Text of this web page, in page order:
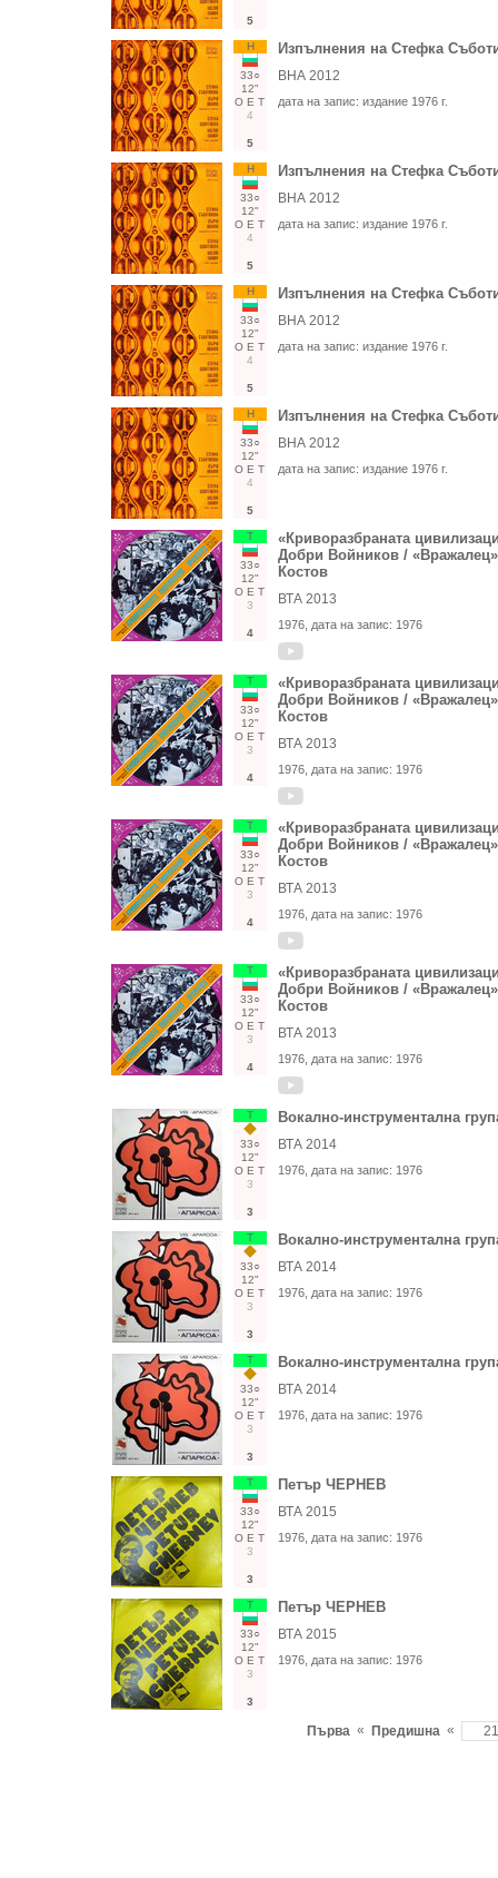
5
Н
33○
12"
О Е Т
4
5
Изпълнения на Стефка
ВНА 2012
дата на запис: издание 1976 г.
Н
33○
12"
О Е Т
4
5
Изпълнения на Стефка
ВНА 2012
дата на запис: издание 1976 г.
Н
33○
12"
О Е Т
4
5
Изпълнения на Стефка
ВНА 2012
дата на запис: издание 1976 г.
Н
33○
12"
О Е Т
4
5
Изпълнения на Стефка
ВНА 2012
дата на запис: издание 1976 г.
Т
33○
12"
О Е Т
3
4
«Криворазбраната
Добри Войников /
Костов
ВТА 2013
1976 , дата на запис: 1976
Т
33○
12"
О Е Т
3
4
«Криворазбраната
Добри Войников /
Костов
ВТА 2013
1976 , дата на запис: 1976
Т
33○
12"
О Е Т
3
4
«Криворазбраната
Добри Войников /
Костов
ВТА 2013
1976 , дата на запис: 1976
Т
33○
12"
О Е Т
3
4
«Криворазбраната
Добри Войников /
Костов
ВТА 2013
1976 , дата на запис: 1976
Т
33○
12"
О Е Т
3
3
Вокално-инструментална
ВТА 2014
1976 , дата на запис: 1976
Т
33○
12"
О Е Т
3
3
Вокално-инструментална
ВТА 2014
1976 , дата на запис: 1976
Т
33○
12"
О Е Т
3
3
Вокално-инструментална
ВТА 2014
1976 , дата на запис: 1976
Т
33○
12"
О Е Т
3
3
Петър ЧЕРНЕВ
ВТА 2015
1976 , дата на запис: 1976
Т
33○
12"
О Е Т
3
3
Петър ЧЕРНЕВ
ВТА 2015
1976 , дата на запис: 1976
Първа « Предишна «